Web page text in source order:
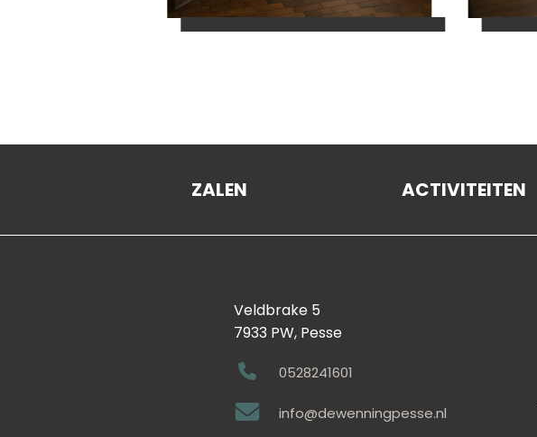
ZALEN ACTIVITEITEN
Veldbrake 5
7933 PW, Pesse
0528241601
info@dewenningpesse.nl